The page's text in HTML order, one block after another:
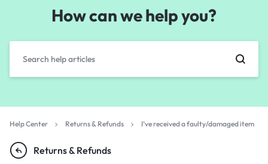
How can we help you?
Help Center Returns & Refunds I’ve received a faulty/damaged item
Returns & Refunds